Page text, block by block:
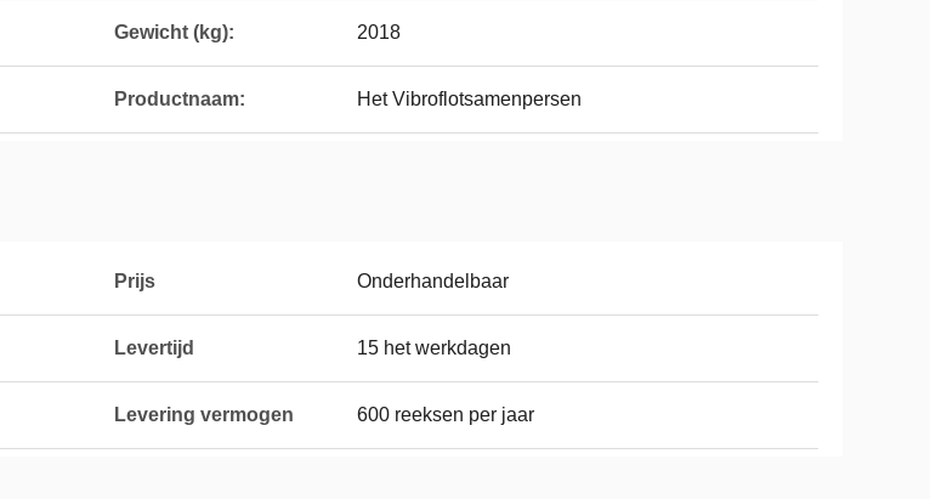
Gewicht (kg): 2018
Productnaam: Het Vibroflotsamenpersen
Prijs Onderhandelbaar
Levertijd 15 het werkdagen
Levering vermogen 600 reeksen per jaar